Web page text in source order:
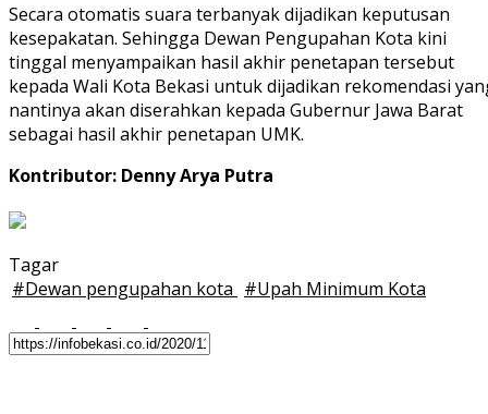
Secara otomatis suara terbanyak dijadikan keputusan
kesepakatan. Sehingga Dewan Pengupahan Kota kini
tinggal menyampaikan hasil akhir penetapan tersebut
kepada Wali Kota Bekasi untuk dijadikan rekomendasi
nantinya akan diserahkan kepada Gubernur Jawa Barat
sebagai hasil akhir penetapan UMK.
Kontributor: Denny Arya Putra
Tagar
#Dewan pengupahan kota #Upah Minimum Kota